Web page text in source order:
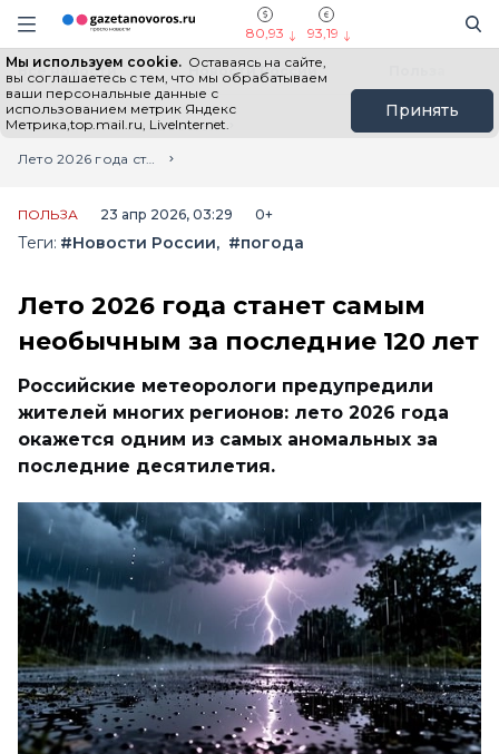
Информационный портал "ГазетаНоворос.ру"
Навигация сайта
80,93 93,19
Мы используем cookie. Оставаясь на сайте,
вы соглашаетесь с тем, что мы обрабатываем
ваши персональные данные с
использованием метрик Яндекс
Метрика,top.mail.ru, LiveInternet.
Принять
Все новости Новости России
Главная
Лента новостей
Лето 2026 года станет самым необычным за последние 120 лет
ПОЛЬЗА 23 апр 2026, 03:29 0+
Теги: #Новости России #погода
Лето 2026 года станет самым
необычным за последние 120 лет
Российские метеорологи предупредили
жителей многих регионов: лето 2026 года
окажется одним из самых аномальных за
последние десятилетия.